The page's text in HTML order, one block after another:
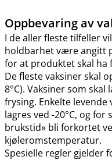
Oppbevaring av
I de aller fleste tilfeller
holdbarhet være angitt
for at produktet skal ha
De fleste vaksiner skal
8°C). Vaksiner som
frysing. Enkelte
lagres ved -20°C, og for
brukstid» bli forkortet
kjøleromstemperatur.
Spesielle regler gjelder